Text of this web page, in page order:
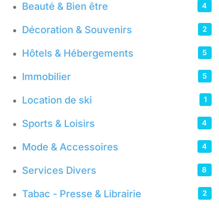
Beauté & Bien être 4
Décoration & Souvenirs 2
Hôtels & Hébergements 5
Immobilier 5
Location de ski 1
Sports & Loisirs 4
Mode & Accessoires 4
Services Divers 8
Tabac - Presse & Librairie 2